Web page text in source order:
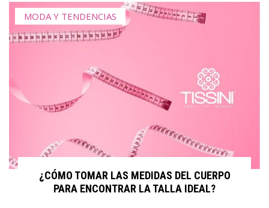
MODA Y TENDENCIAS
¿CÓMO TOMAR LAS MEDIDAS DEL CUERPO
PARA ENCONTRAR LA TALLA IDEAL?